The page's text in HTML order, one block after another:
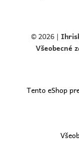
© 2026 |
Všeobecné
Tento eShop